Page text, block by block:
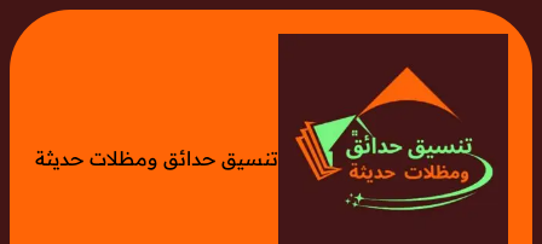
تخطى
إلى
تنسيق حدائق ومظلات حديثة